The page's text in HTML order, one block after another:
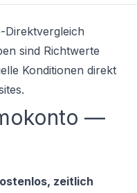
Direktvergleich
sind Richtwerte
Konditionen direkt
—
zeitlich